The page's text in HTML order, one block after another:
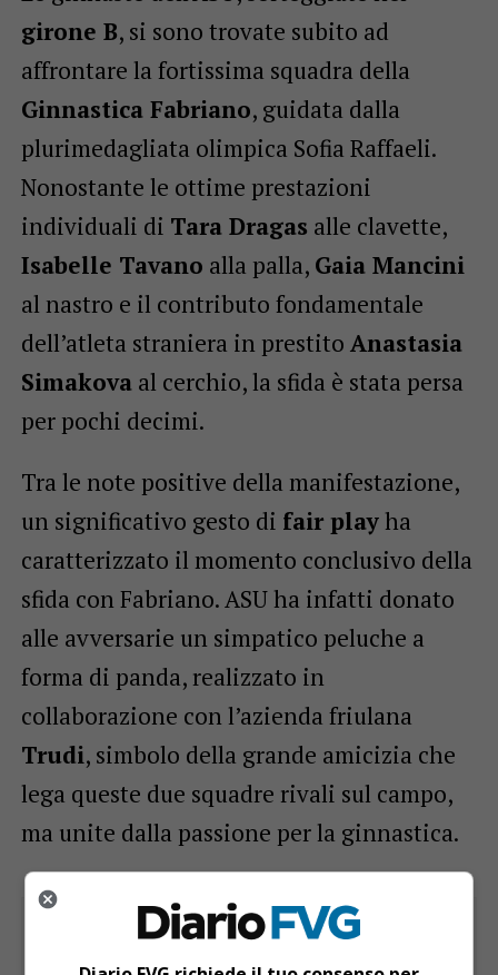
girone B, si sono trovate subito ad
affrontare la fortissima squadra della
Ginnastica Fabriano, guidata dalla
plurimedagliata olimpica Sofia Raffaeli.
Nonostante le ottime prestazioni
individuali di Tara Dragas alle clavette,
Isabelle Tavano alla palla, Gaia Mancini
al nastro e il contributo fondamentale
dell’atleta straniera in prestito Anastasia
Simakovaal cerchio, la sfida è stata persa
per pochi decimi.
Tra le note positive della manifestazione,
un significativo gesto di fair playha
caratterizzato il momento conclusivo della
sfida con Fabriano. ASU ha infatti donato
alle avversarie un simpatico peluche a
forma di panda, realizzato in
collaborazione con l’azienda friulana
Trudi, simbolo della grande amicizia che
lega queste due squadre rivali sul campo,
ma unite dalla passione per la ginnastica.